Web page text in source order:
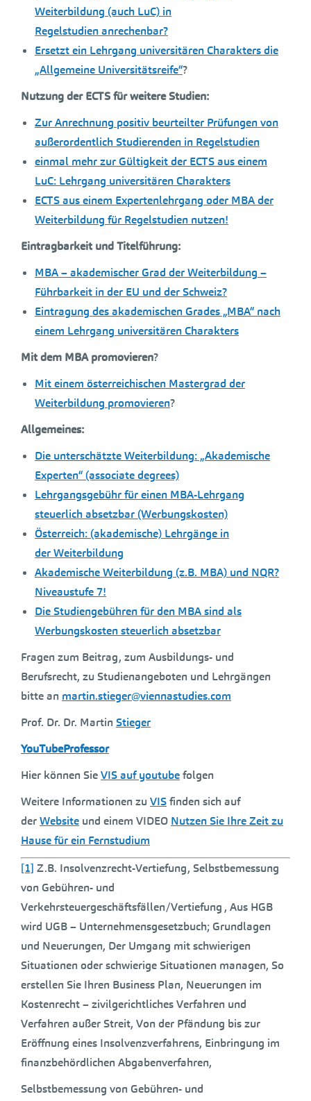
Weiterbildung (auch LuC) in
Regelstudien anrechenbar?
Ersetzt ein Lehrgang universitären Charakters die
„Allgemeine Universitätsreife“?
Nutzung der ECTS für weitere Studien:
Zur Anrechnung positiv beurteilter Prüfungen von
außerordentlich Studierenden in Regelstudien
einmal mehr zur Gültigkeit der ECTS aus einem
LuC: Lehrgang universitären Charakters
ECTS aus einem Expertenlehrgang oder MBA der
Weiterbildung für Regelstudien nutzen!
Eintragbarkeit und Titelführung:
MBA – akademischer Grad der Weiterbildung –
Führbarkeit in der EU und der Schweiz?
Eintragung des akademischen Grades „MBA“ nach
einem Lehrgang universitären Charakters
Mit dem MBA promovieren?
Mit einem österreichischen Mastergrad der
Weiterbildung promovieren?
Allgemeines:
Die unterschätzte Weiterbildung: „Akademische
Experten“ (associate degrees)
Lehrgangsgebühr für einen MBA-Lehrgang
steuerlich absetzbar (Werbungskosten)
Österreich: (akademische) Lehrgänge in
der Weiterbildung
Akademische Weiterbildung (z.B. MBA) und NQR?
Niveaustufe 7!
Die Studiengebühren für den MBA sind als
Werbungskosten steuerlich absetzbar
Fragen zum Beitrag, zum Ausbildungs- und
Berufsrecht, zu Studienangeboten und Lehrgängen
bitte an martin.stieger@viennastudies.com
Prof. Dr. Dr. Martin Stieger
YouTubeProfessor
Hier können SieVIS auf youtubefolgen
Weitere Informationen zu VISfinden sich auf
derWebsite und einem VIDEO Nutzen Sie Ihre Zeit zu
Hause für ein Fernstudium
[1] Z.B. Insolvenzrecht-Vertiefung, Selbstbemessung
von Gebühren- und
Verkehrsteuergeschäftsfällen/Vertiefung , Aus HGB
wird UGB – Unternehmensgesetzbuch; Grundlagen
und Neuerungen, Der Umgang mit schwierigen
Situationen oder schwierige Situationen managen, So
erstellen Sie Ihren Business Plan, Neuerungen im
Kostenrecht – zivilgerichtliches Verfahren und
Verfahren außer Streit, Von der Pfändung bis zur
Eröffnung eines Insolvenzverfahrens, Einbringung im
finanzbehördlichen Abgabenverfahren,
Selbstbemessung von Gebühren- und